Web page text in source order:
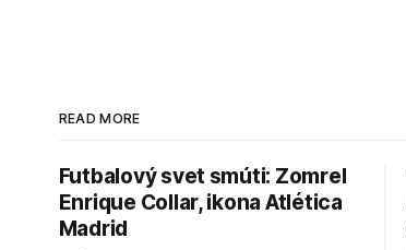
READ MORE
Futbalový svet smúti: Zomrel
Enrique Collar, ikona Atlética
Madrid